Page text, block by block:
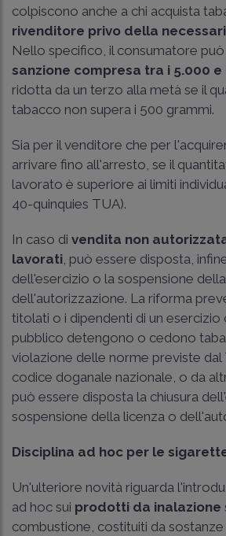
colpiscono anche a chi acquista
rivenditore privo della
Nello specifico, il consumatore
sanzione compresa tra i 5.000 e
ridotta da un terzo alla metà se il
tabacco non supera i 500 grammi.
Sia per il venditore che per
arrivare fino all'arresto, se il
lavorato è superiore ai limiti
40-quinquies TUA).
In caso di vendita non
lavorati , può essere disposta,
dell'esercizio o la sospensione
dell'autorizzazione. La riforma
titolati o i dipendenti di un
pubblico detengono o cedono
violazione delle norme previste dal
codice doganale nazionale, o da
può essere disposta la chiusura
sospensione della licenza o
Disciplina ad hoc per le
Un'ulteriore novità riguarda
ad hoc sui prodotti da inalazione
combustione, costituiti da sostanze